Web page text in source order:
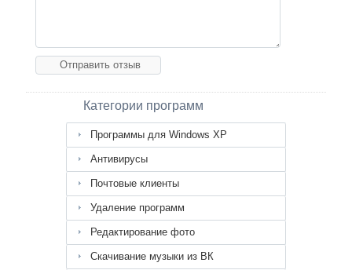
Категории программ
Программы для Windows XP
Антивирусы
Почтовые клиенты
Удаление программ
Редактирование фото
Скачивание музыки из ВК